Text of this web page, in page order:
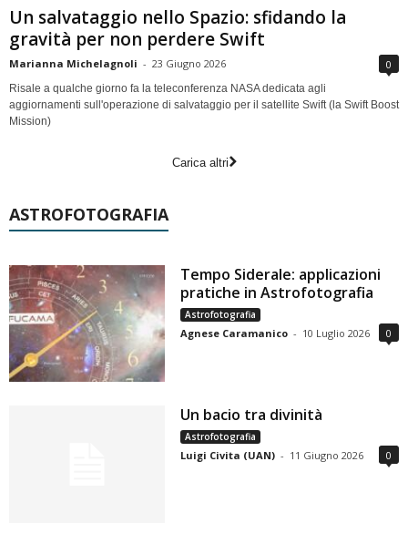
Un salvataggio nello Spazio: sfidando la
gravità per non perdere Swift
Marianna Michelagnoli - 23 Giugno 2026 0
Risale a qualche giorno fa la teleconferenza NASA dedicata agli
aggiornamenti sull'operazione di salvataggio per il satellite Swift (la Swift Boost
Mission)
Carica altri
ASTROFOTOGRAFIA
Tempo Siderale: applicazioni
pratiche in Astrofotografia
Astrofotografia
Agnese Caramanico - 10 Luglio 2026 0
Un bacio tra divinità
Astrofotografia
Luigi Civita (UAN) - 11 Giugno 2026 0